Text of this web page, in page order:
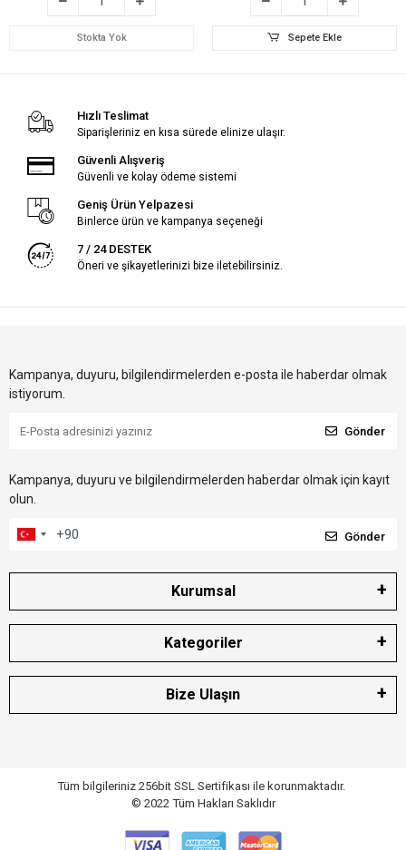
Stokta Yok Sepete Ekle
Hızlı Teslimat
Siparişleriniz en kısa sürede elinize ulaşır.
Güvenli Alışveriş
Güvenli ve kolay ödeme sistemi
Geniş Ürün Yelpazesi
Binlerce ürün ve kampanya seçeneği
7 / 24 DESTEK
Öneri ve şikayetlerinizi bize iletebilirsiniz.
Kampanya, duyuru, bilgilendirmelerden e-posta ile haberdar olmak
istiyorum.
Gönder
Kampanya, duyuru ve bilgilendirmelerden haberdar olmak için kayıt
olun.
Gönder
Kurumsal
Kategoriler
Bize Ulaşın
Tüm bilgileriniz 256bit SSL Sertifikası ile korunmaktadır.
© 2022 Tüm Hakları Saklıdır